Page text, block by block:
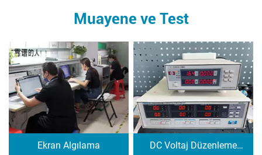
Muayene ve Test
Ekran Algılama DC Voltaj Düzenleme